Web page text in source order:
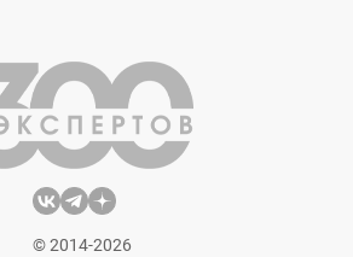
хирургу было
оставались шрамы, долгое
отеки, имплантаты
© 2014-2026